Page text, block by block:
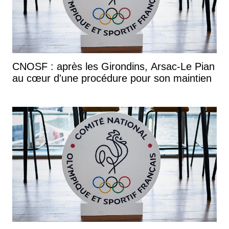
CNOSF : après les Girondins, Arsac-Le Pian
au cœur d'une procédure pour son maintien